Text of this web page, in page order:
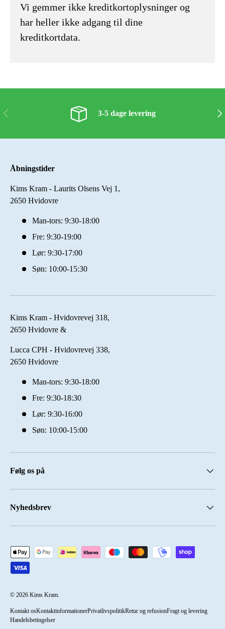
Vi gemmer ikke kreditkortoplysninger og
har heller ikke adgang til dine
kreditkortdata.
Forrige 3-5 dage levering
Åbningstider
Kims Kram - Laurits Olsens Vej 1,
2650 Hvidovre
Man-tors: 9:30-18:00
Fre: 9:30-19:00
Lør: 9:30-17:00
Søn: 10:00-15:30
Kims Kram - Hvidovrevej 318,
2650 Hvidovre &
Lucca CPH - Hvidovrevej 338,
2650 Hvidovre
Man-tors: 9:30-18:00
Fre: 9:30-18:30
Lør: 9:30-16:00
Søn: 10:00-15:00
Følg os på
Nyhedsbrev
Accepterede betalingsmetoder
© 2026 Kims Kram
Kontakt osKontaktinformationerPrivatlivspolitikRetur og refusionFragt og levering
Handelsbetingelser